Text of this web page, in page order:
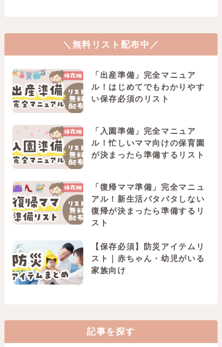
＼無料リスト配布中／
「出産準備」完全マニュア
ル！はじめてでもわかりやす
い保存必須のリスト
「入園準備」完全マニュア
ル！忙しいママ向けの保育園
が決まったら準備するリスト
「復帰ママ準備」完全マニュ
アル！新生活バタバタしない
復帰が決まったら準備するリ
スト
【保存必須】防災アイテムリ
スト｜赤ちゃん・幼児がいる
家族向け
記事を探す